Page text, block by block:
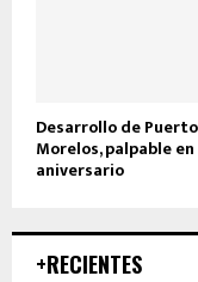
Desarrollo de Puerto
Morelos, palpable
aniversario
+RECIENTES